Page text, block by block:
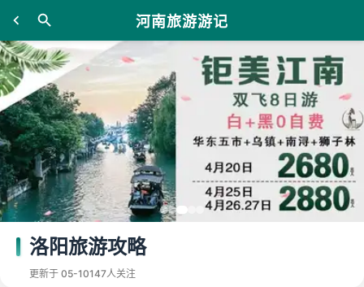
河南旅游游记
洛阳旅游攻略
更新于 05-10147人关注